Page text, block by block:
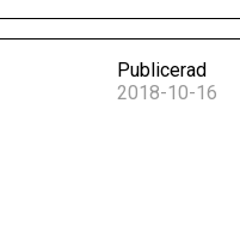
Publicerad
2018-10-16